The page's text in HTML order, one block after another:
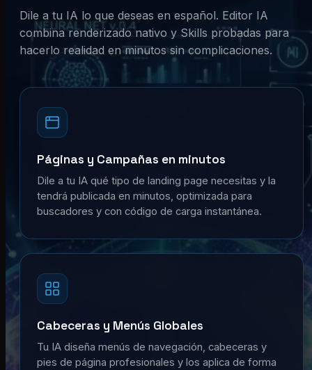
Dile a tu IA lo que deseas en español. Editor IA
combina renderizado nativo y Skills probadas para
hacerlo realidad en minutos sin complicaciones.
Páginas y Campañas en minutos
Dile a tu IA qué tipo de landing page necesitas y la
tendrá publicada en minutos, optimizada para
buscadores y con código de carga instantánea.
Cabeceras y Menús Globales
Tu IA diseña menús de navegación, cabeceras y
pies de página profesionales y los aplica de forma